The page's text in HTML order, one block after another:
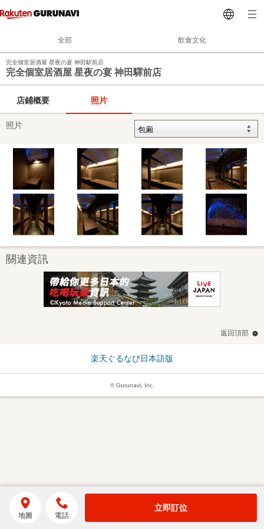
全部 飲食文化
完全個室居酒屋 星夜の宴 神田駅前店
完全個室居酒屋 星夜の宴 神田驛前店
店鋪概要 照片
照片
關連資訊
返回頂部
楽天ぐるなび日本語版
© Gurunavi, Inc.
地圖 電話
立即訂位